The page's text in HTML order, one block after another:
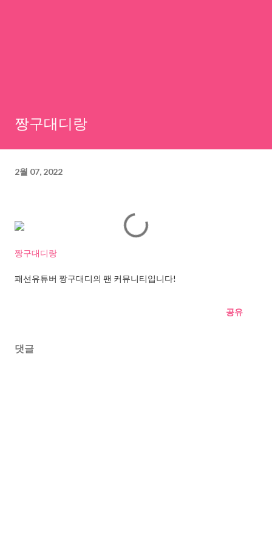
짱구대디랑
2월 07, 2022
짱구대디랑
패션유튜버 짱구대디의 팬 커뮤니티입니다!
공유
댓글